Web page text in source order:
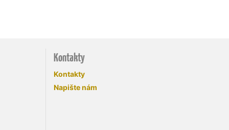
Kontakty
Kontakty
Napište nám